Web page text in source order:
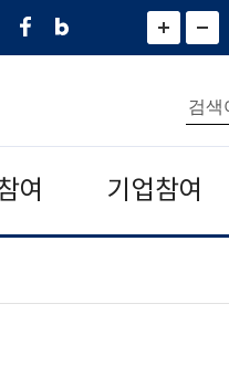
페
네
그
)
화
면
면
소
통
합
검
색
여 기업참여